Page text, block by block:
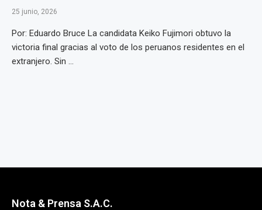
25 junio, 2026
Por: Eduardo Bruce La candidata Keiko Fujimori obtuvo la
victoria final gracias al voto de los peruanos residentes en el
extranjero. Sin ...
Nota & Prensa S.A.C.